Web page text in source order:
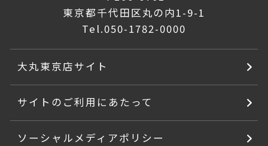
東京都千代田区丸の内1-9-1
Tel.050-1782-0000
大丸東京店サイト
サイトのご利用にあたって
ソーシャルメディアポリシー